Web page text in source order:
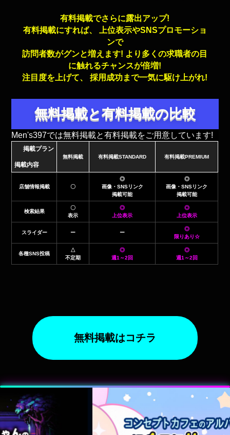
有料掲載でさらに露出アップ!
有料掲載にすれば、 上位表示やSNSプロモーショ
ンで
訪問者数がグンと増えます! より多くの求職者の目
に触れるチャンスが倍増!
注目度を上げて、 採用成功まで一気に駆け上がれ!
無料掲載と有料掲載の比較
Men's397では無料掲載と有料掲載をご用意しています!
掲載プラン
掲載内容
無料掲載 有料掲載STANDARD 有料掲載PREMIUM
店舗情報掲載 〇
◎
画像・SNSリンク
掲載可能
◎
画像・SNSリンク
掲載可能
検索結果
〇
表示
◎
上位表示
◎
上位表示
スライダー ー ー
◎
限りあり☆
各種SNS投稿
△
不定期
◎
週1～2回
◎
週1～2回
無料掲載はコチラ